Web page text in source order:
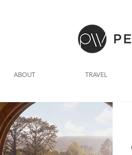
TRAVEL
ABOUT